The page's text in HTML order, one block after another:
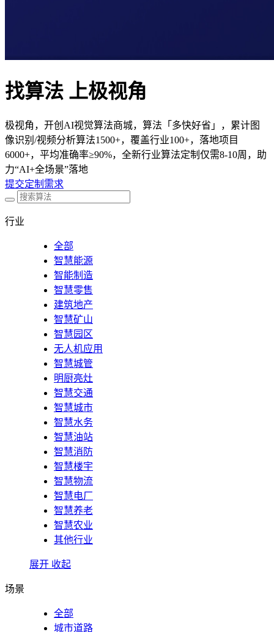
找算法 上极视角
极视角，开创AI视觉算法商城，算法「多快好省」，累计图
像识别/视频分析算法1500+，覆盖行业100+，落地项目
6000+，平均准确率≥90%，全新行业算法定制仅需8-10周，助
力“AI+全场景”落地
提交定制需求
行业
全部
智慧能源
智能制造
智慧零售
建筑地产
智慧矿山
智慧园区
无人机应用
智慧城管
明厨亮灶
智慧交通
智慧城市
智慧水务
智慧油站
智慧消防
智慧楼宇
智慧物流
智慧电厂
智慧养老
智慧农业
其他行业
展开 收起
场景
全部
城市道路